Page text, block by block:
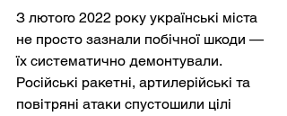
З лютого 2022 року українські міста
не просто зазнали побічної шкоди —
їх систематично демонтували.
Російські ракетні, артилерійські та
повітряні атаки спустошили цілі